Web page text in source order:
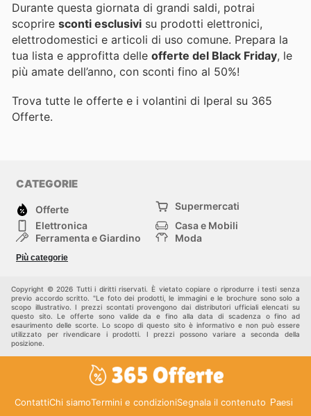
Durante questa giornata di grandi saldi, potrai
scoprire sconti esclusivi su prodotti elettronici,
elettrodomestici e articoli di uso comune. Prepara la
tua lista e approfitta delle offerte del Black Friday, le
più amate dell’anno, con sconti fino al 50%!
Trova tutte le offerte e i volantini di Iperal su 365
Offerte.
CATEGORIE
Offerte
Supermercati
Elettronica
Casa e Mobili
Ferramenta e Giardino
Moda
Bambini e Neonati
Più categorie
Copyright © 2026 Tutti i diritti riservati. È vietato copiare o riprodurre i testi senza
previo accordo scritto. "Le foto dei prodotti, le immagini e le brochure sono solo a
scopo illustrativo. I prezzi scontati provengono dai distributori ufficiali elencati su
questo sito. Le offerte sono valide da e fino alla data di scadenza o fino ad
esaurimento delle scorte. Lo scopo di questo sito è informativo e non può essere
utilizzato per rivendicare i prodotti. I prezzi possono variare a seconda della
posizione.
ContattiChi siamoTermini e condizioniSegnala il contenuto Paesi